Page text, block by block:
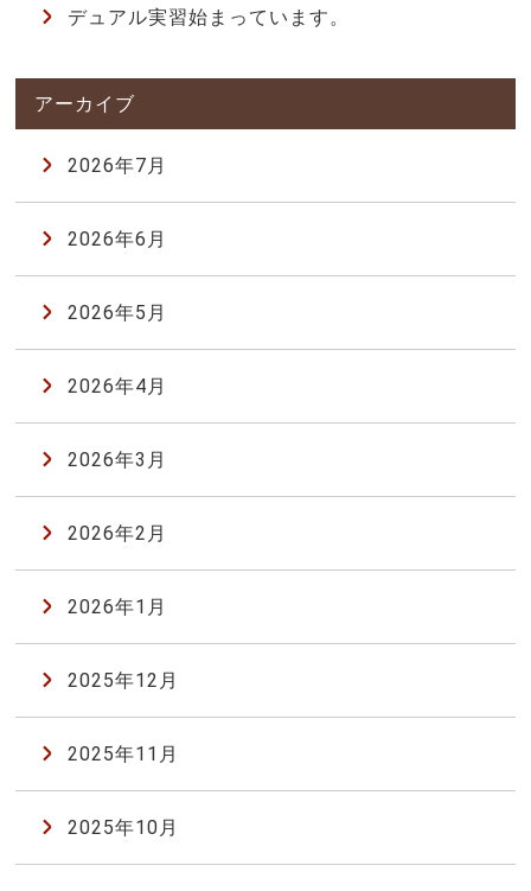
デュアル実習始まっています。
2026年7月
2026年6月
2026年5月
2026年4月
2026年3月
2026年2月
2026年1月
2025年12月
2025年11月
2025年10月